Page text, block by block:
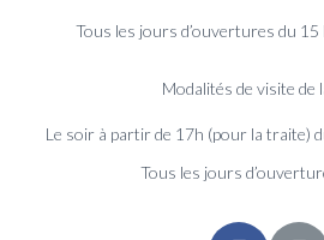
Tous les jours d’ouvertures du
Modalités de visite de
Le soir à partir de 17h (pour la traite)
Tous les jours